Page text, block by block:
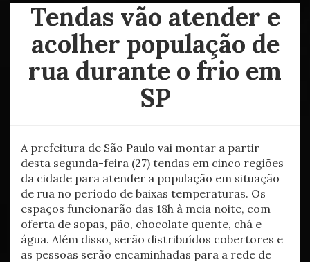
Tendas vão atender e
acolher população de
rua durante o frio em
SP
A prefeitura de São Paulo vai montar a partir
desta segunda-feira (27) tendas em cinco regiões
da cidade para atender a população em situação
de rua no período de baixas temperaturas. Os
espaços funcionarão das 18h à meia noite, com
oferta de sopas, pão, chocolate quente, chá e
água. Além disso, serão distribuídos cobertores e
as pessoas serão encaminhadas para a rede de